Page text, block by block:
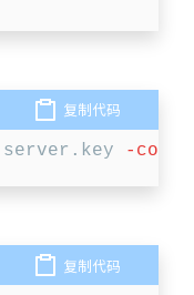
server.key -config
复制代码
复制代码